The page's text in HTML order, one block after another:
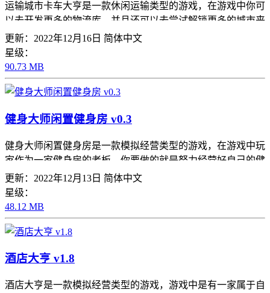
运输城市卡车大亨是一款休闲运输类型的游戏，在游戏中你可
以去开发更多的物流库，并且还可以去尝试解锁更多的城市来
进行运输，画面感是很治愈的，卡通的画面不会给玩家带来很
多的压力，这里的玩法也是很有趣的，玩家可以跟随游戏里的
操作和提示来完成更多的挑战和任务，喜欢的可以来尝试下
载。
更新：2022年12月16日 简体中文
星级：
90.73 MB
健身大师闲置健身房 v0.3
健身大师闲置健身房是一款模拟经营类型的游戏，在游戏中玩
家作为一家健身房的老板，你要做的就是努力经营好自己的健
身房来进行获得更多的收益，你可以不断的去升级自己的健身
房设备，让顾客在健身的过程中更加有安全性，并且这里的玩
法也是很随意的，属于半放置性的游戏，玩家随时都可以回来
观察。
更新：2022年12月13日 简体中文
星级：
48.12 MB
酒店大亨 v1.8
酒店大亨是一款模拟经营类型的游戏，游戏中是有一家属于自